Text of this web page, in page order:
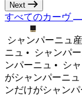
Next
すべてのカーヴ
シャンパーニュ
ニュ •
シャンパ
ンパーニュ •
シ
がシャンパーニュ
ンだけがシャンパ